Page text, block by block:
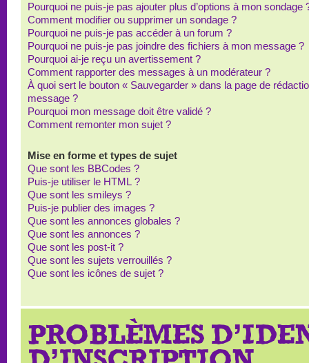
Pourquoi ne puis-je pas ajouter plus d’options à mon sondage
Comment modifier ou supprimer un sondage ?
Pourquoi ne puis-je pas accéder à un forum ?
Pourquoi ne puis-je pas joindre des fichiers à mon message ?
Pourquoi ai-je reçu un avertissement ?
Comment rapporter des messages à un modérateur ?
À quoi sert le bouton « Sauvegarder » dans la page de
message ?
Pourquoi mon message doit être validé ?
Comment remonter mon sujet ?
Mise en forme et types de sujet
Que sont les BBCodes ?
Puis-je utiliser le HTML ?
Que sont les smileys ?
Puis-je publier des images ?
Que sont les annonces globales ?
Que sont les annonces ?
Que sont les post-it ?
Que sont les sujets verrouillés ?
Que sont les icônes de sujet ?
PROBLÈMES